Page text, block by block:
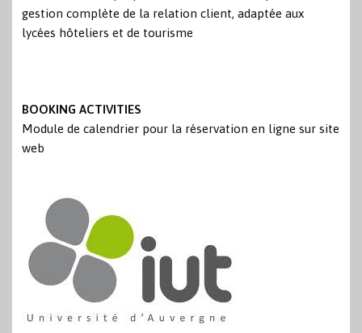
gestion complète de la relation client, adaptée aux
lycées hôteliers et de tourisme
BOOKING ACTIVITIES
Module de calendrier pour la réservation en ligne sur site
web